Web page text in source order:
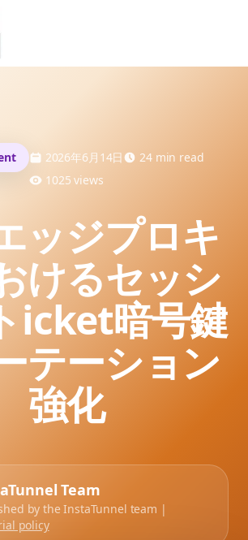
2026年6月14日 24min read
1025 views
ッジプロキ
けるセッシ
icket暗号鍵
テーション
強化
Team
by the InstaTunnel team |
policy